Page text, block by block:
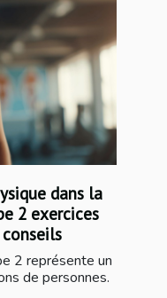
dans la
2 exercices
2 représente un
de personnes.